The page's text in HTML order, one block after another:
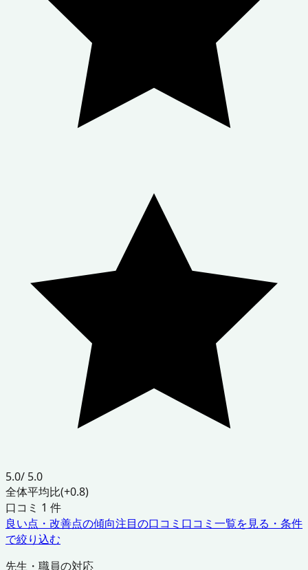
5.0/ 5.0
全体平均比(+0.8)
口コミ 1 件
良い点・改善点の傾向注目の口コミ 口コミ一覧を見る・条件
で絞り込む
先生・職員の対応